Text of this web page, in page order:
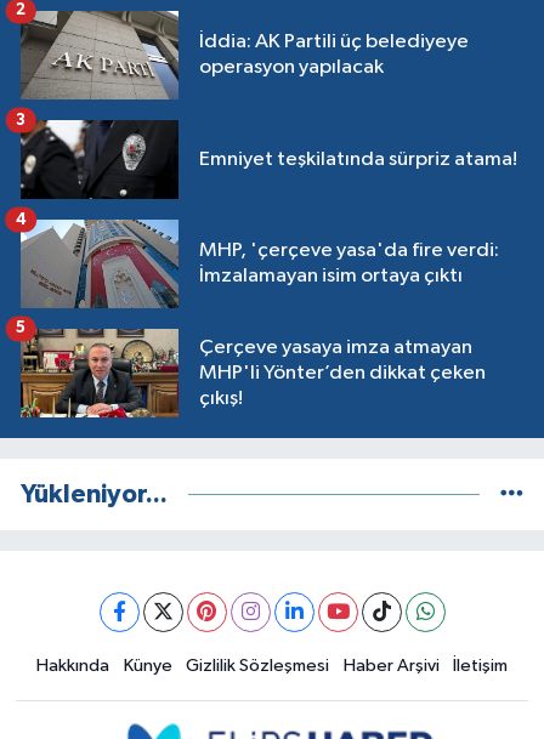
İddia: AK Partili üç belediyeye
operasyon yapılacak
2
Emniyet teşkilatında sürpriz atama!
3
MHP, 'çerçeve yasa'da fire verdi:
İmzalamayan isim ortaya çıktı
4
Çerçeve yasaya imza atmayan
MHP'li Yönter’den dikkat çeken
çıkış!
5
Yükleniyor...
Hakkında Künye Gizlilik Sözleşmesi Haber Arşivi İletişim